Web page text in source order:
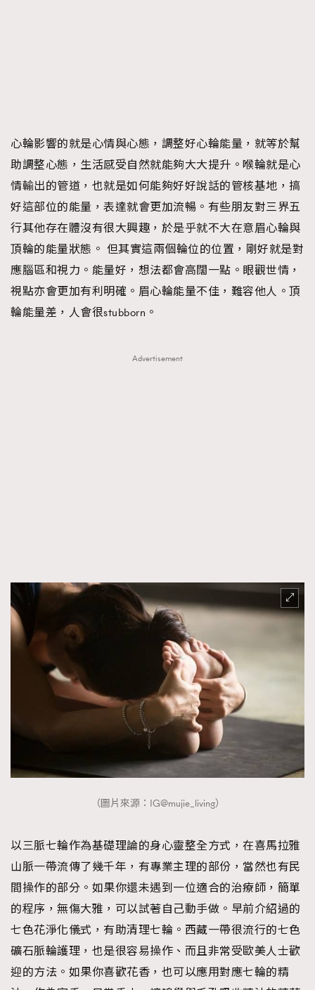
心輪影響的就是心情與心態，調整好心輪能量，就等於幫
助調整心態，生活感受自然就能夠大大提升。喉輪就是心
情輸出的管道，也就是如何能夠好好說話的管核基地，搞
好這部位的能量，表達就會更加流暢。有些朋友對三界五
行其他存在體沒有很大興趣，於是乎就不大在意眉心輪與
頂輪的能量狀態。 但其實這兩個輪位的位置，剛好就是對
應腦區和視力。能量好，想法都會高闊一點。眼觀世情，
視點亦會更加有利明確。眉心輪能量不佳，難容他人。頂
輪能量差，人會很stubborn。
Advertisement
（圖片來源：IG@mujie_living）
以三脈七輪作為基礎理論的身心靈整全方式，在喜馬拉雅
山脈一帶流傳了幾千年，有專業主理的部份，當然也有民
間操作的部分。如果你還未遇到一位適合的治療師，簡單
的程序，無傷大雅，可以試著自己動手做。早前介紹過的
七色花淨化儀式，有助清理七輪。西藏一帶很流行的七色
礦石脈輪護理，也是很容易操作、而且非常受歐美人士歡
迎的方法。如果你喜歡花香，也可以應用對應七輪的精